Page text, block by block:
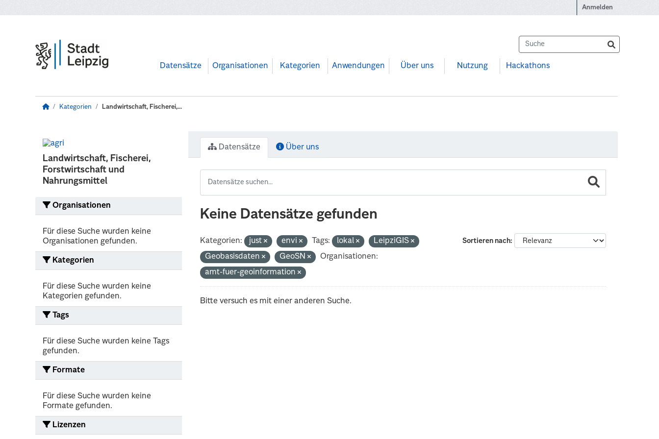
Anmelden
Datensätze Organisationen Kategorien Anwendungen Über uns Nutzung Hackathons
Kategorien Landwirtschaft, Fischerei,...
Landwirtschaft, Fischerei,
Forstwirtschaft und
Nahrungsmittel
Organisationen
Für diese Suche wurden keine
Organisationen gefunden.
Kategorien
Für diese Suche wurden keine
Kategorien gefunden.
Tags
Für diese Suche wurden keine Tags
gefunden.
Formate
Für diese Suche wurden keine
Formate gefunden.
Lizenzen
Datensätze Über uns
Keine Datensätze gefunden
Sortieren nach
Kategorien: just envi Tags: lokal
LeipziGIS
Geobasisdaten
GeoSN
Organisationen:
amt-fuer-geoinformation
Bitte versuch es mit einer anderen Suche.